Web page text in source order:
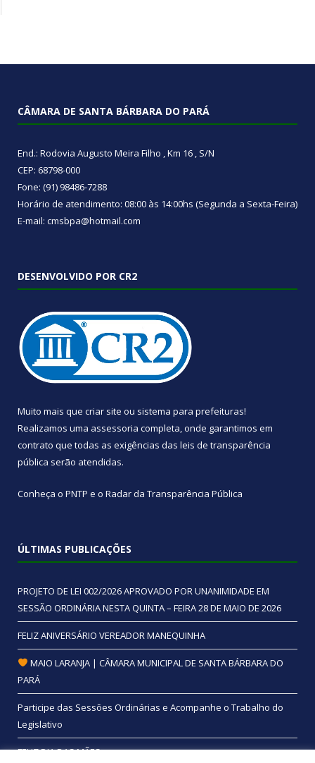
CÂMARA DE SANTA BÁRBARA DO PARÁ
End.: Rodovia Augusto Meira Filho , Km 16 , S/N
CEP: 68798-000
Fone: (91) 98486-7288
Horário de atendimento: 08:00 às 14:00hs (Segunda a Sexta-Feira)
E-mail: cmsbpa@hotmail.com
DESENVOLVIDO POR CR2
Muito mais que criar site ou sistema para prefeituras!
Realizamos uma assessoria completa, onde garantimos em
contrato que todas as exigências das leis de transparência
pública serão atendidas.
Conheça o PNTP e o Radar da Transparência Pública
ÚLTIMAS PUBLICAÇÕES
PROJETO DE LEI 002/2026 APROVADO POR UNANIMIDADE EM
SESSÃO ORDINÁRIA NESTA QUINTA – FEIRA 28 DE MAIO DE 2026
FELIZ ANIVERSÁRIO VEREADOR MANEQUINHA
MAIO LARANJA | CÂMARA MUNICIPAL DE SANTA BÁRBARA DO
PARÁ
Participe das Sessões Ordinárias e Acompanhe o Trabalho do
Legislativo
FELIZ DIA DAS MÃES